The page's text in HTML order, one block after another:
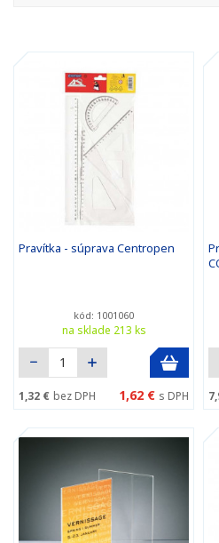
Pravítka - súprava Centropen
kód: 1001060
na sklade 213 ks
1,32 € bez DPH 1,62 € s DPH